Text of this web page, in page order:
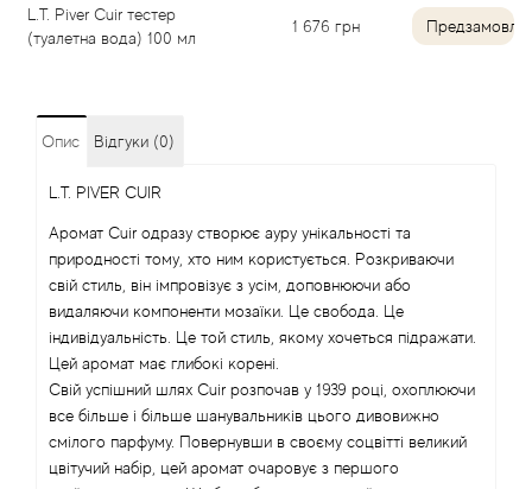
L.T. Piver Cuir тестер
(туалетна вода) 100 мл
1 676 грн
Опис Відгуки (0)
L.T. PIVER CUIR
Аромат Cuir одразу створює ауру унікальності та
природності тому, хто ним користується. Розкриваючи
свій стиль, він імпровізує з усім, доповнюючи або
видаляючи компоненти мозаїки. Це свобода. Це
індивідуальність. Це той стиль, якому хочеться підражати.
Цей аромат має глибокі корені.
Свій успішний шлях Cuir розпочав у 1939 році, охоплюючи
все більше і більше шанувальників цього дивовижно
смілого парфуму. Повернувши в своєму соцвітті великий
цвітучий набір, цей аромат очаровує з першого
Aigner
Al Haramain
Al Jazeera
Alaia Paris
Alexander McQueen
Alexandre Barthet